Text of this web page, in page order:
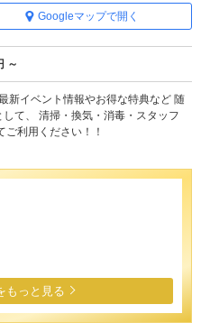
Googleマップで開く
～
イベント情報やお得な特典など 随
て、 清掃・換気・消毒・スタッフ
利用ください！！
もっと見る